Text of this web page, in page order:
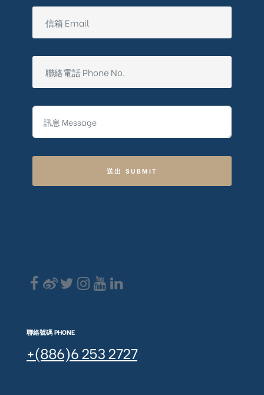
送出 SUBMIT
聯絡號碼 PHONE
+(886)6 253 2727